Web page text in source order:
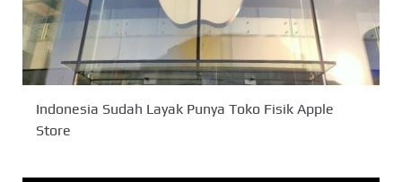
Indonesia Sudah Layak Punya Toko Fisik Apple
Store